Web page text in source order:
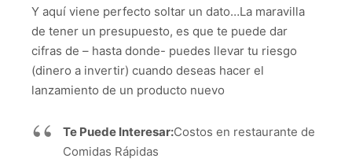
Y aquí viene perfecto soltar un dato…La maravilla
de tener un presupuesto, es que te puede dar
cifras de – hasta donde- puedes llevar tu riesgo
(dinero a invertir) cuando deseas hacer el
lanzamiento de un producto nuevo
Te Puede Interesar:Costos en restaurante de
Comidas Rápidas